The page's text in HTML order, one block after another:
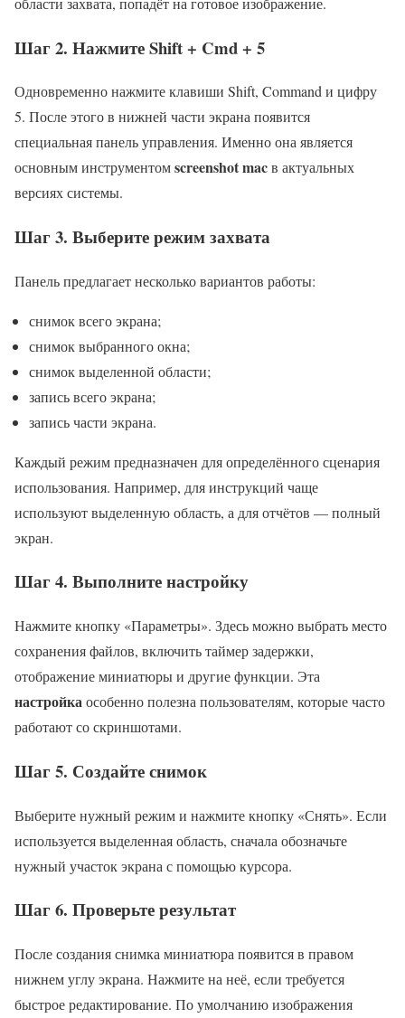
Шаг 2. Нажмите Shift + Cmd + 5
Одновременно нажмите клавиши Shift, Command и цифру
5. После этого в нижней части экрана появится
специальная панель управления. Именно она является
основным инструментомscreenshot macв актуальных
версиях системы.
Шаг 3. Выберите режим захвата
Панель предлагает несколько вариантов работы:
снимок всего экрана;
снимок выбранного окна;
снимок выделенной области;
запись всего экрана;
запись части экрана.
Каждый режим предназначен для определённого сценария
использования. Например, для инструкций чаще
используют выделенную область, а для отчётов — полный
экран.
Шаг 4. Выполните настройку
Нажмите кнопку «Параметры». Здесь можно выбрать место
сохранения файлов, включить таймер задержки,
отображение миниатюры и другие функции. Эта
настройкаособенно полезна пользователям, которые часто
работают со скриншотами.
Шаг 5. Создайте снимок
Выберите нужный режим и нажмите кнопку «Снять». Если
используется выделенная область, сначала обозначьте
нужный участок экрана с помощью курсора.
Шаг 6. Проверьте результат
После создания снимка миниатюра появится в правом
нижнем углу экрана. Нажмите на неё, если требуется
быстрое редактирование. По умолчанию изображения